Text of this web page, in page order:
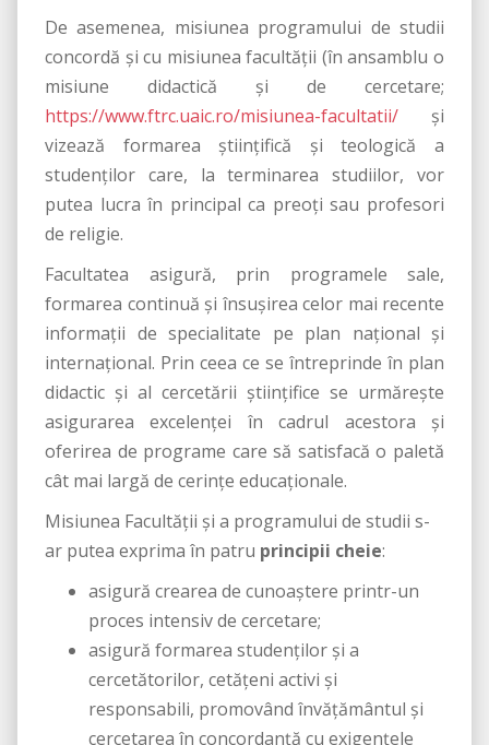
De asemenea, misiunea programului de studii
concordă și cu misiunea facultăţii (în ansamblu o
misiune didactică și de cercetare;
https://www.ftrc.uaic.ro/misiunea-facultatii/ și
vizează formarea ştiinţifică şi teologică a
studenţilor care, la terminarea studiilor, vor
putea lucra în principal ca preoţi sau profesori
de religie.
Facultatea asigură, prin programele sale,
formarea continuă şi însuşirea celor mai recente
informaţii de specialitate pe plan naţional şi
internaţional. Prin ceea ce se întreprinde în plan
didactic şi al cercetării ştiinţifice se urmăreşte
asigurarea excelenţei în cadrul acestora şi
oferirea de programe care să satisfacă o paletă
cât mai largă de cerinţe educaţionale.
Misiunea Facultății și a programului de studii s-
ar putea exprima în patru principii cheie:
asigură crearea de cunoaştere printr-un
proces intensiv de cercetare;
asigură formarea studenţilor şi a
cercetătorilor, cetăţeni activi şi
responsabili, promovând învăţământul şi
cercetarea în concordanţă cu exigenţele